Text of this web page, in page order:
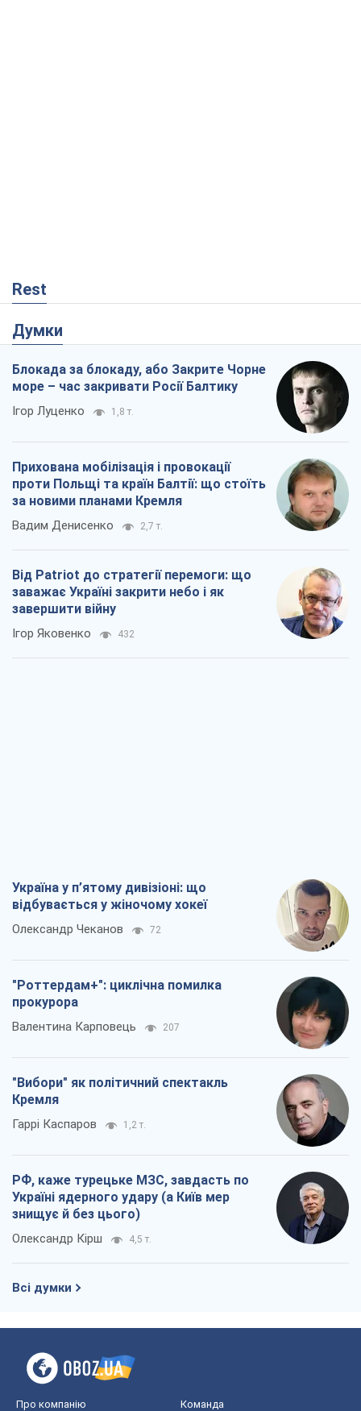
Rest
Думки
Блокада за блокаду, або Закрите Чорне
море – час закривати Росії Балтику
Ігор Луценко 1,8 т.
Прихована мобілізація і провокації
проти Польщі та країн Балтії: що стоїть
за новими планами Кремля
Вадим Денисенко 2,7 т.
Від Patriot до стратегії перемоги: що
заважає Україні закрити небо і як
завершити війну
Ігор Яковенко 432
Україна у п’ятому дивізіоні: що
відбувається у жіночому хокеї
Олександр Чеканов 72
"Роттердам+": циклічна помилка
прокурора
Валентина Карповець 207
"Вибори" як політичний спектакль
Кремля
Гаррі Каспаров 1,2 т.
РФ, каже турецьке МЗС, завдасть по
Україні ядерного удару (а Київ мер
знищує й без цього)
Олександр Кірш 4,5 т.
Всі думки
Про компанію Команда